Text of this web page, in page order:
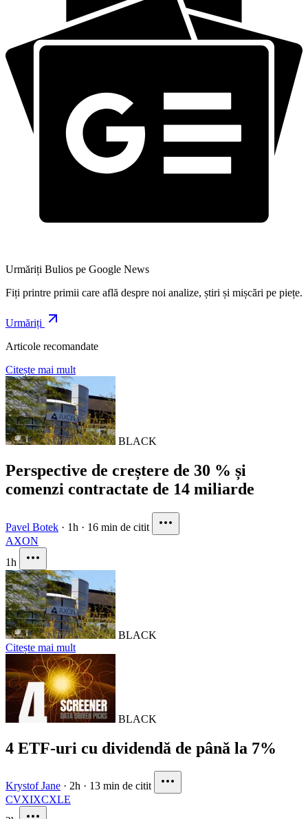
Urmăriți Bulios pe Google News
Fiți printre primii care află despre noi analize, știri și mișcări pe piețe.
Urmăriți
Articole recomandate
Citește mai mult
BLACK
Perspective de creștere de 30 % și
comenzi contractate de 14 miliarde
Pavel Botek · 1h · 16 min de citit
AXON
1h
BLACK
Citește mai mult
BLACK
4 ETF-uri cu dividendă de până la 7%
Krystof Jane · 2h · 13 min de citit
CVXIXCXLE